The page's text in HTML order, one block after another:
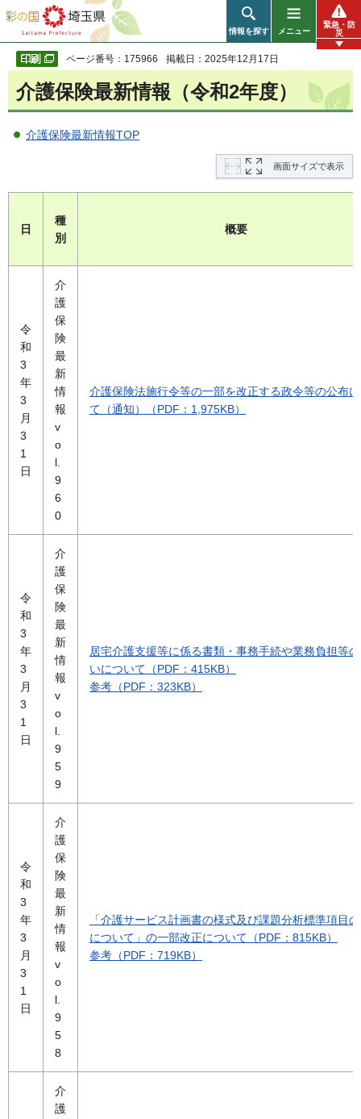
彩の国 埼玉県
情報を探す メニュー
緊急・防
災
ページ番号：175966 掲載日：2025年12月17日
介護保険最新情報（令和2年度）
介護保険最新情報TOP
画面サイズで表示
日
種
別
概要
令
和
3
年
3
月
3
1
日
介
護
保
険
最
新
情
報
v
o
l.
9
6
0
介護保険法施行令等の一部を改正する政令等の公布
て（通知）（PDF：1,975KB）
令
和
3
年
3
月
3
1
日
介
護
保
険
最
新
情
報
v
o
l.
9
5
9
居宅介護支援等に係る書類・事務手続や業務負担等
いについて（PDF：415KB）
参考（PDF：323KB）
令
和
3
年
3
月
3
1
日
介
護
保
険
最
新
情
報
v
o
l.
9
5
8
「介護サービス計画書の様式及び課題分析標準項目
について」の一部改正について（PDF：815KB）
参考（PDF：719KB）
介
護